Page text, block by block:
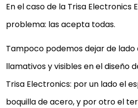
En el caso de la Trisa Electronics
problema: las acepta todas.
Tampoco podemos dejar de
llamativos y visibles en el diseño
Trisa Electronics: por un lado el
boquilla de acero, y por otro el